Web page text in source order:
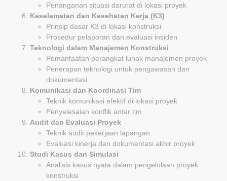
Penanganan situasi darurat di lokasi proyek
Keselamatan dan Kesehatan Kerja (K3)
Prinsip dasar K3 di lokasi konstruksi
Prosedur pelaporan dan evaluasi insiden
Teknologi dalam Manajemen Konstruksi
Pemanfaatan perangkat lunak manajemen proyek
Penerapan teknologi untuk pengawasan dan
dokumentasi
Komunikasi dan Koordinasi Tim
Teknik komunikasi efektif di lokasi proyek
Penyelesaian konflik antar tim
Audit dan Evaluasi Proyek
Teknik audit pekerjaan lapangan
Evaluasi kinerja dan dokumentasi akhir proyek
Studi Kasus dan Simulasi
Analisis kasus nyata dalam pengelolaan proyek
konstruksi